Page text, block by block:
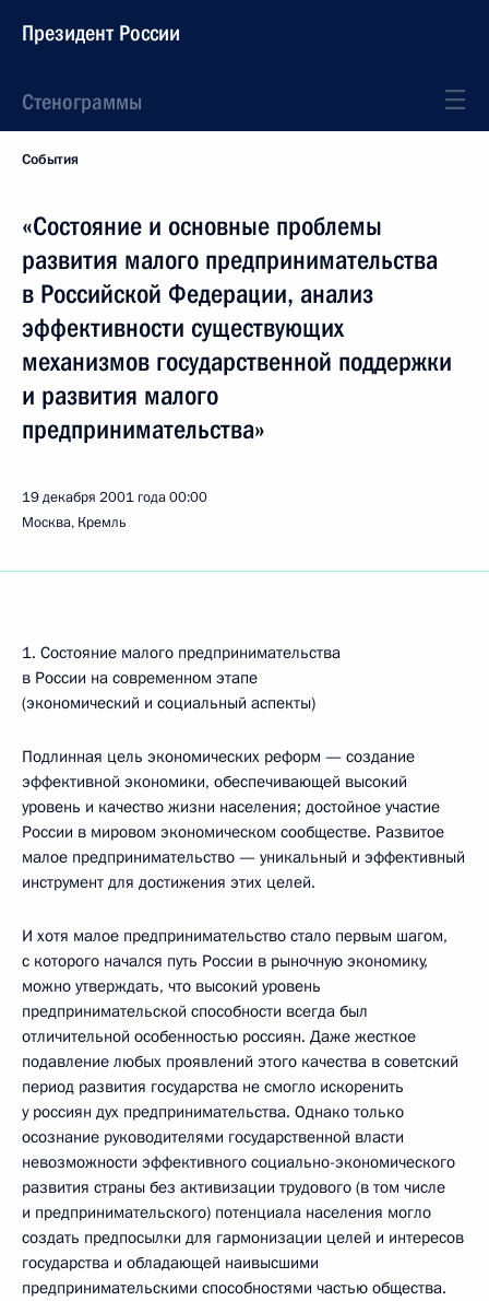
Президент России
Стенограммы
События
«Состояние и основные проблемы
развития малого предпринимательства
в Российской Федерации, анализ
эффективности существующих
механизмов государственной поддержки
и развития малого
предпринимательства»
19 декабря 2001 года00:00
Москва, Кремль
1. Состояние малого предпринимательства
в России на современном этапе
(экономический и социальный аспекты)
Подлинная цель экономических реформ — создание
эффективной экономики, обеспечивающей высокий
уровень и качество жизни населения; достойное участие
России в мировом экономическом сообществе. Развитое
малое предпринимательство — уникальный и эффективный
инструмент для достижения этих целей.
И хотя малое предпринимательство стало первым шагом,
с которого начался путь России в рыночную экономику,
можно утверждать, что высокий уровень
предпринимательской способности всегда был
отличительной особенностью россиян. Даже жесткое
подавление любых проявлений этого качества в советский
период развития государства не смогло искоренить
у россиян дух предпринимательства. Однако только
осознание руководителями государственной власти
невозможности эффективного социально-экономического
развития страны без активизации трудового (в том числе
и предпринимательского) потенциала населения могло
создать предпосылки для гармонизации целей и интересов
государства и обладающей наивысшими
предпринимательскими способностями частью общества.